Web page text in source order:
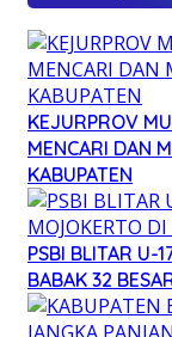
KEJURPROV
MENCARI DAN
KABUPATEN
PSBI BLITAR U-
BABAK 32